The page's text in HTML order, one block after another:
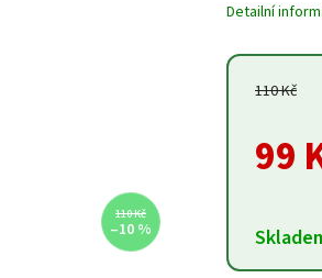
110 Kč
–10 %
110 Kč
99
Detailní